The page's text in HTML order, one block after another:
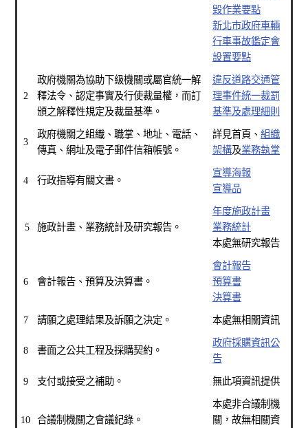
毀作業要點
新北市政府車輛
行車事故鑑定會
設置要點
2
政府機關為協助下級機關或屬官統一解
釋法令、認定事實及行使裁量權，而訂
頒之解釋性規定及裁量基準。
違反道路交通管
理事件統一裁罰
基準及處理細則
3
政府機關之組織、職掌、地址、電話、
傳真、網址及電子郵件信箱帳號。
詳見首頁、 組織
架構及業務執掌
4 行政指導有關文書。
宣導海報
宣導品
5 施政計畫、業務統計及研究報告。
年度施政計畫
業務統計
本處無研究報告
6 會計報告、預算及決算書。
會計報告
預算書
決算書
7 請願之處理結果及訴願之決定。 本處無相關資訊
8 書面之公共工程及採購契約。
政府採購資訊公
告
9 支付或接受之補助。 無此項資訊提供
10 合議制機關之會議紀錄。
本處非合議制機
關，故無相關資